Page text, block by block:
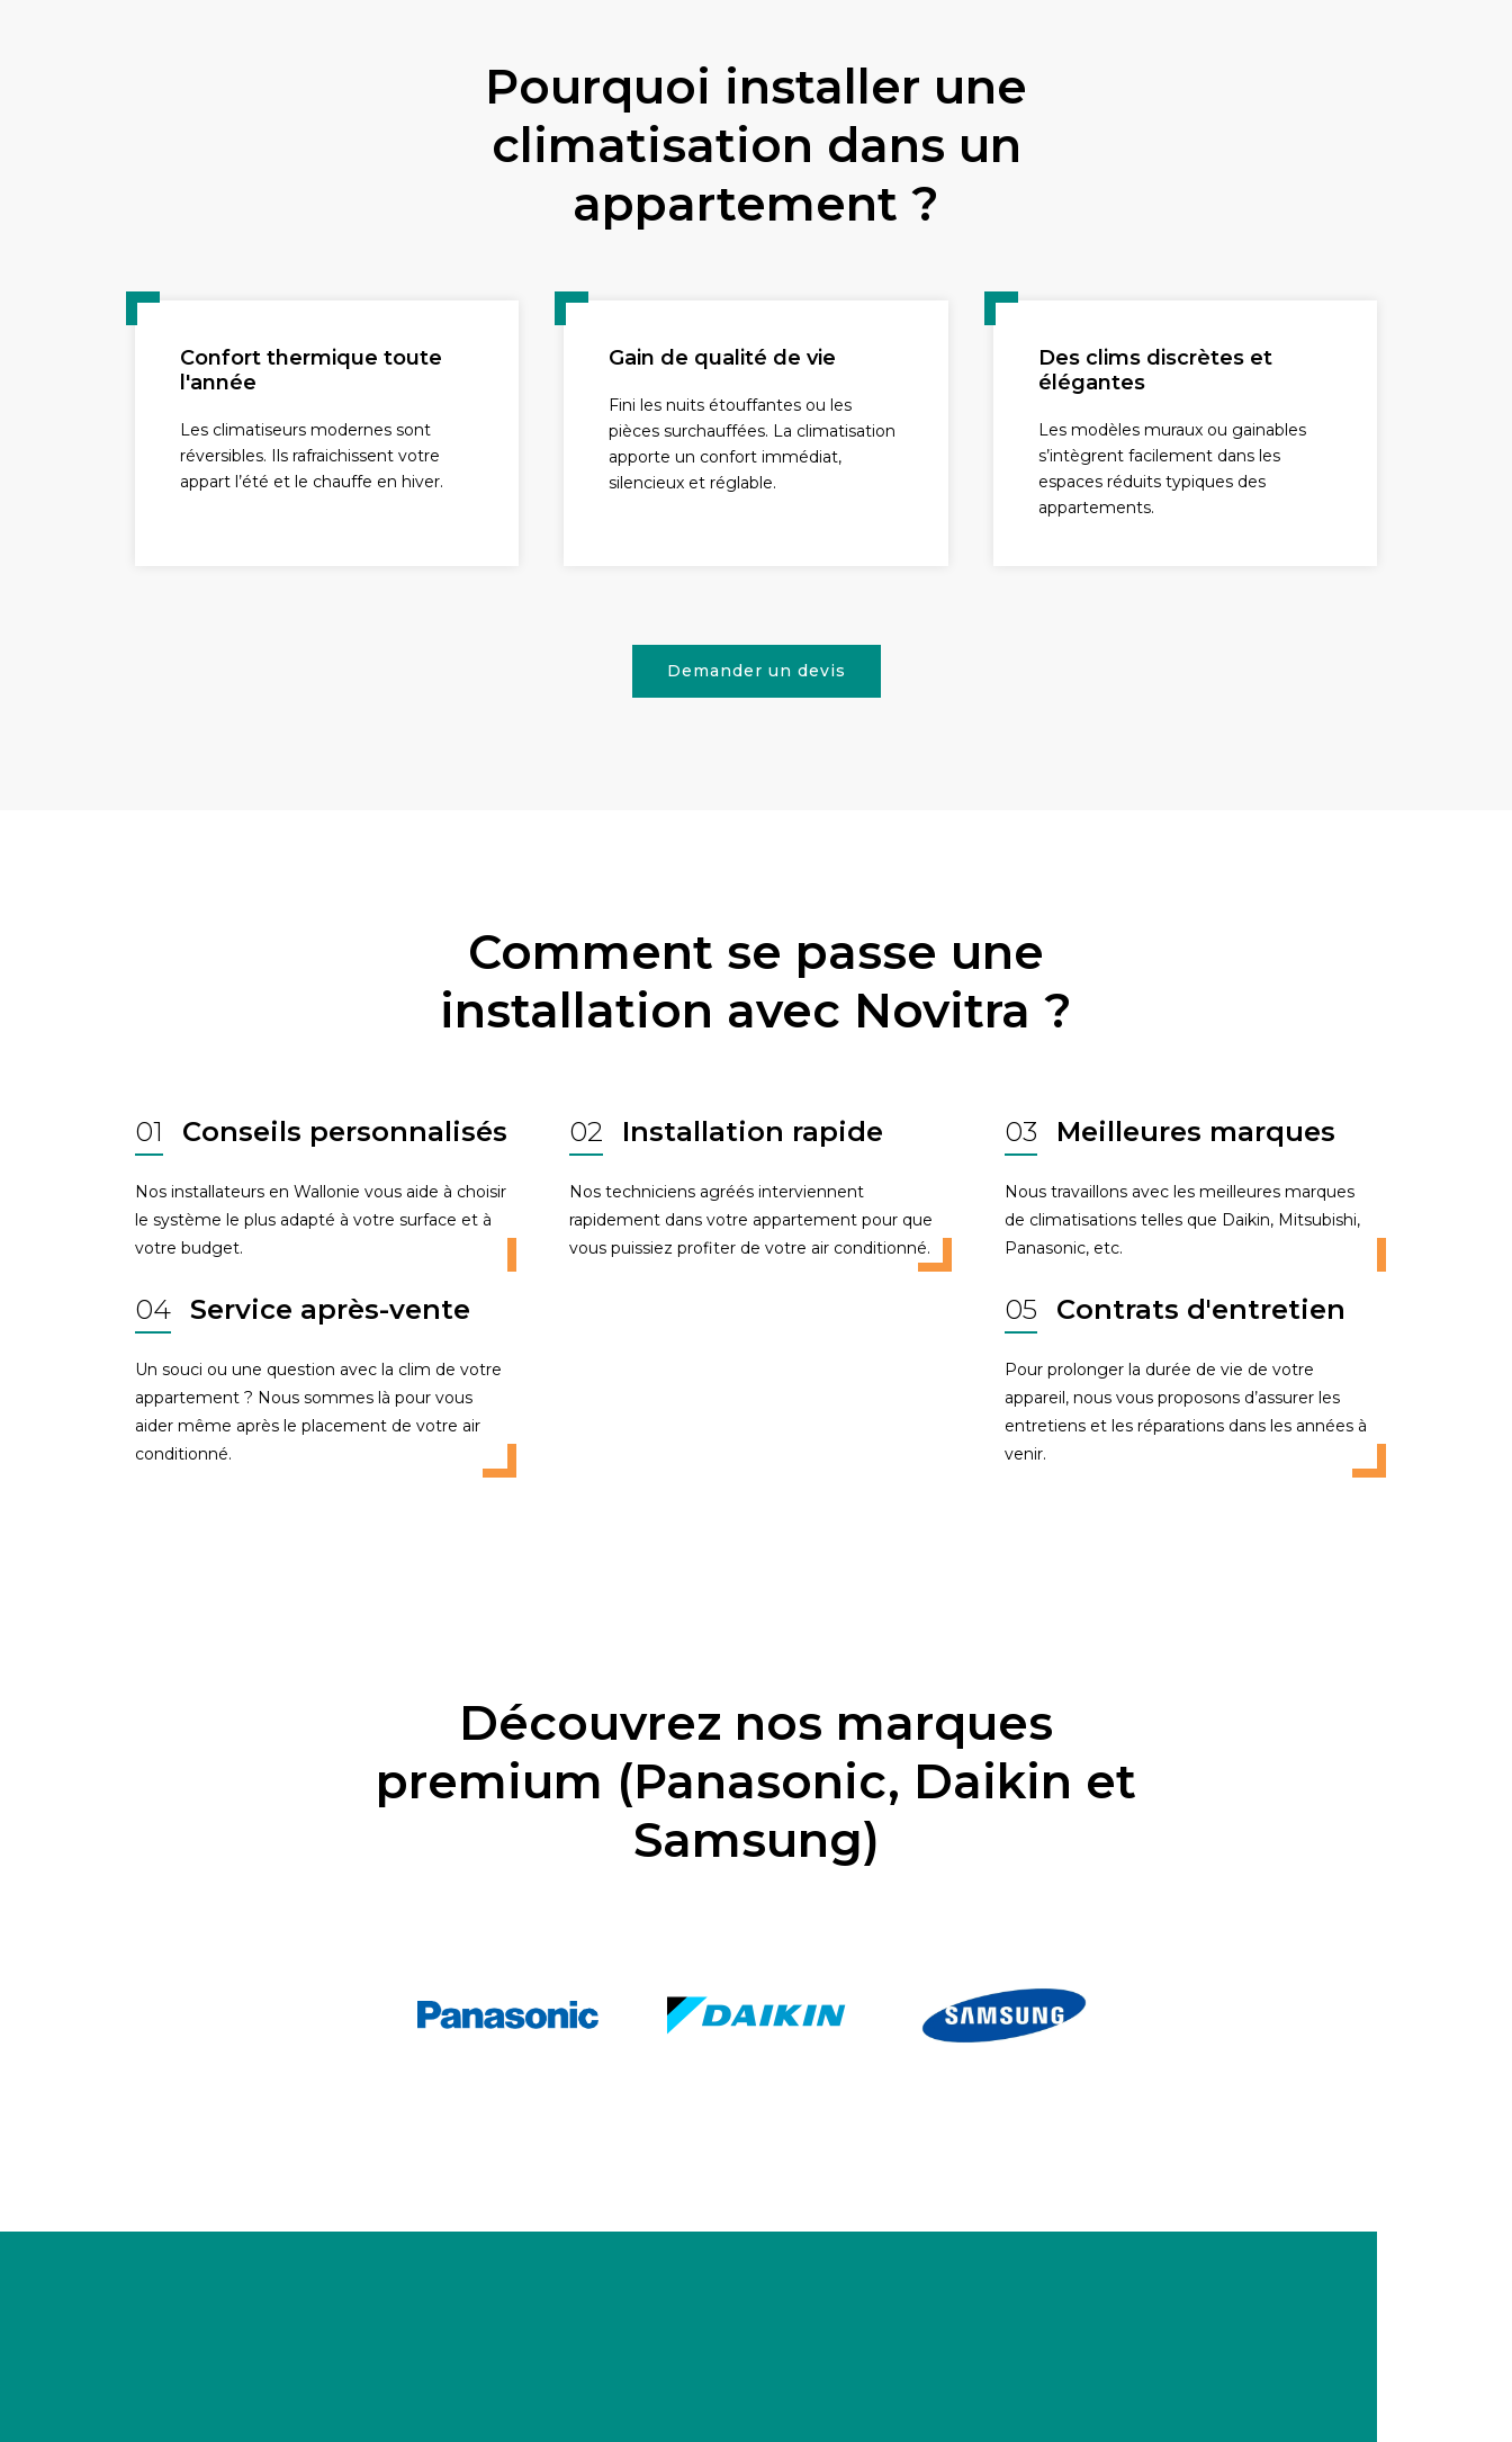
Pourquoi installer une
climatisation dans un
appartement ?
Confort thermique toute
l'année
Les climatiseurs modernes sont
réversibles. Ils rafraichissent votre
appart l’été et le chauffe en hiver.
Gain de qualité de vie
Fini les nuits étouffantes ou les
pièces surchauffées. La climatisation
apporte un confort immédiat,
silencieux et réglable.
Des clims discrètes et
élégantes
Les modèles muraux ou gainables
s’intègrent facilement dans les
espaces réduits typiques des
appartements.
Demander un devis
Comment se passe une
installation avec Novitra ?
01 Conseils personnalisés
Nos installateurs en Wallonie vous aide à choisir
le système le plus adapté à votre surface et à
votre budget.
02 Installation rapide
Nos techniciens agréés interviennent
rapidement dans votre appartement pour que
vous puissiez profiter de votre air conditionné.
03 Meilleures marques
Nous travaillons avec les meilleures marques
de climatisations telles que Daikin, Mitsubishi,
Panasonic, etc.
04 Service après-vente
Un souci ou une question avec la clim de votre
appartement ? Nous sommes là pour vous
aider même après le placement de votre air
conditionné.
05 Contrats d'entretien
Pour prolonger la durée de vie de votre
appareil, nous vous proposons d’assurer les
entretiens et les réparations dans les années à
venir.
Découvrez nos marques
premium (Panasonic, Daikin et
Samsung)